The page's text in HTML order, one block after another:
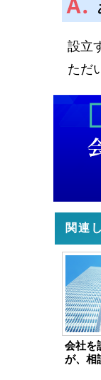
設立
ただ
関連
会社を
が、相